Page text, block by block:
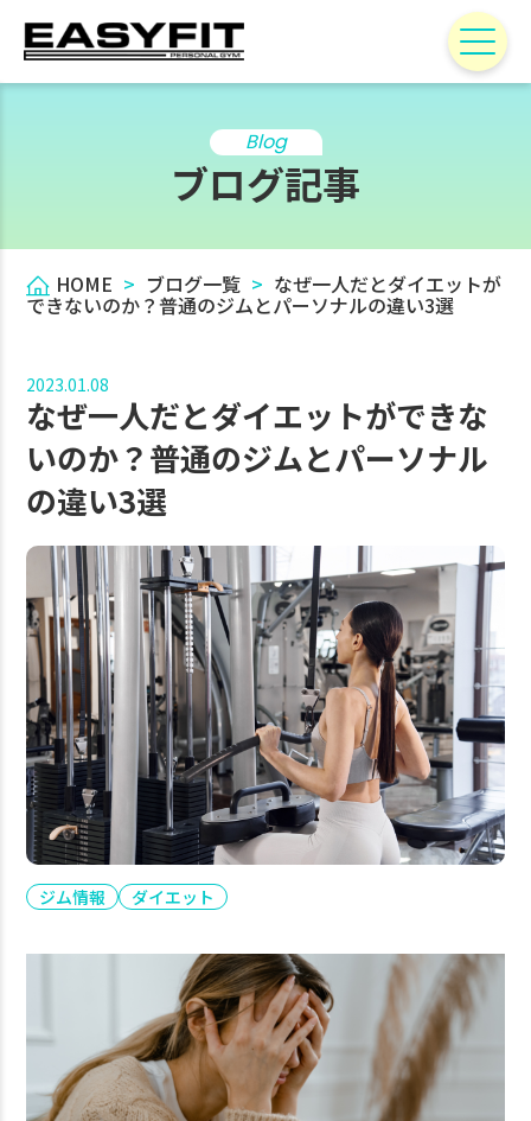
Blog
ブログ記事
HOME > ブログ一覧 > なぜ一人だとダイエットが
できないのか？普通のジムとパーソナルの違い3選
2023.01.08
なぜ一人だとダイエットができな
いのか？普通のジムとパーソナル
の違い3選
ジム情報 ダイエット